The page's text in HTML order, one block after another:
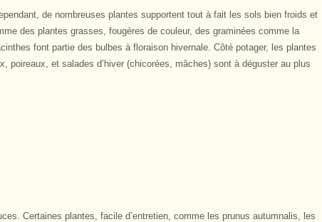
de nombreuses plantes supportent tout à fait les sols bien froids et
des plantes grasses, fougères de couleur, des graminées comme la
font partie des bulbes à floraison hivernale. Côté potager, les plantes
et salades d’hiver (chicorées, mâches) sont à déguster au plus
Certaines plantes, facile d’entretien, comme les prunus autumnalis, les